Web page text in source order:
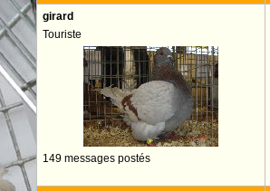
girard
Touriste
149 messages postés